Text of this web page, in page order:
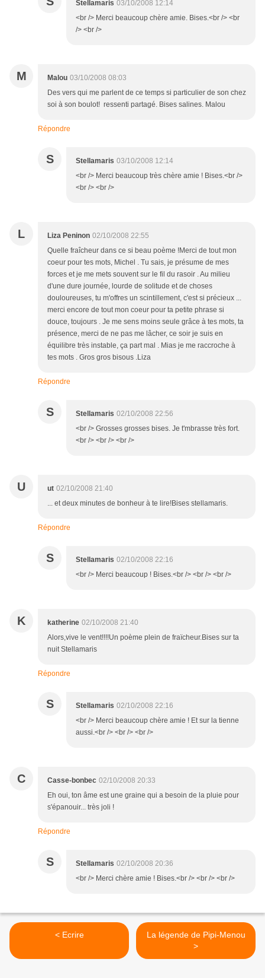
Stellamaris 03/10/2008 12:14
<br /> Merci beaucoup chère amie. Bises.<br /> <br
/> <br />
M Malou 03/10/2008 08:03
Des vers qui me parlent de ce temps si particulier de son chez
soi à son boulot! ressenti partagé. Bises salines. Malou
Répondre
S Stellamaris 03/10/2008 12:14
<br /> Merci beaucoup très chère amie ! Bises.<br />
<br /> <br />
L Liza Peninon 02/10/2008 22:55
Quelle fraîcheur dans ce si beau poème !Merci de tout mon
coeur pour tes mots, Michel . Tu sais, je présume de mes
forces et je me mets souvent sur le fil du rasoir . Au milieu
d'une dure journée, lourde de solitude et de choses
douloureuses, tu m'offres un scintillement, c'est si précieux ...
merci encore de tout mon coeur pour ta petite phrase si
douce, toujours . Je me sens moins seule grâce à tes mots, ta
présence, merci de ne pas me lâcher, ce soir je suis en
équilibre très instable, ça part mal . Mias je me raccroche à
tes mots . Gros gros bisous .Liza
Répondre
S Stellamaris 02/10/2008 22:56
<br /> Grosses grosses bises. Je t'mbrasse très fort.
<br /> <br /> <br />
U ut 02/10/2008 21:40
... et deux minutes de bonheur à te lire!Bises stellamaris.
Répondre
S Stellamaris 02/10/2008 22:16
<br /> Merci beaucoup ! Bises.<br /> <br /> <br />
K katherine 02/10/2008 21:40
Alors,vive le vent!!!!Un poème plein de fraïcheur.Bises sur ta
nuit Stellamaris
Répondre
S Stellamaris 02/10/2008 22:16
<br /> Merci beaucoup chère amie ! Et sur la tienne
aussi.<br /> <br /> <br />
C Casse-bonbec 02/10/2008 20:33
Eh oui, ton âme est une graine qui a besoin de la pluie pour
s'épanouir... très joli !
Répondre
S Stellamaris 02/10/2008 20:36
<br /> Merci chère amie ! Bises.<br /> <br /> <br />
< Ecrire
La légende de Pipi-Menou
>